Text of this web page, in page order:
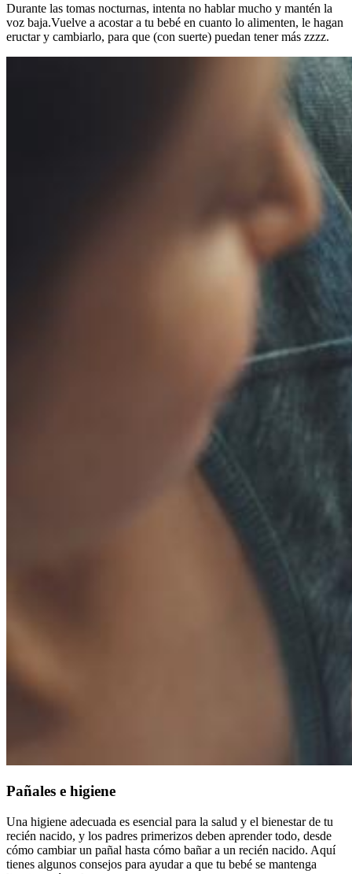
Durante las tomas nocturnas, intenta no hablar mucho y mantén la
voz baja.Vuelve a acostar a tu bebé en cuanto lo alimenten, le hagan
eructar y cambiarlo, para que (con suerte) puedan tener más zzzz.
Pañales e higiene
Una higiene adecuada es esencial para la salud y el bienestar de tu
recién nacido, y los padres primerizos deben aprender todo, desde
cómo cambiar un pañal hasta cómo bañar a un recién nacido. Aquí
tienes algunos consejos para ayudar a que tu bebé se mantenga